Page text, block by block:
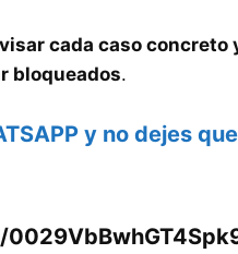
cada caso concreto
bloqueados.
y no dejes